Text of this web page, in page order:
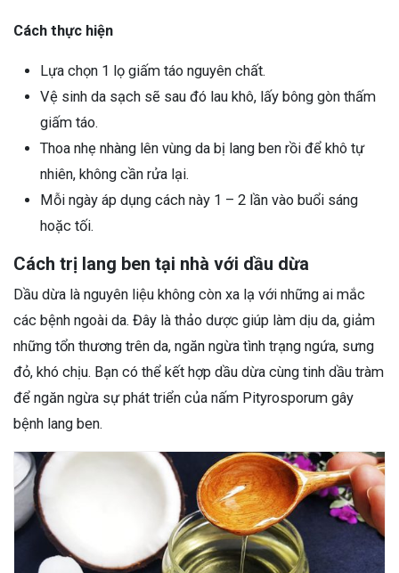
Cách thực hiện
Lựa chọn 1 lọ giấm táo nguyên chất.
Vệ sinh da sạch sẽ sau đó lau khô, lấy bông gòn thấm
giấm táo.
Thoa nhẹ nhàng lên vùng da bị lang ben rồi để khô tự
nhiên, không cần rửa lại.
Mỗi ngày áp dụng cách này 1 – 2 lần vào buổi sáng
hoặc tối.
Cách trị lang ben tại nhà với dầu dừa
Dầu dừa là nguyên liệu không còn xa lạ với những ai mắc
các bệnh ngoài da. Đây là thảo dược giúp làm dịu da, giảm
những tổn thương trên da, ngăn ngừa tình trạng ngứa, sưng
đỏ, khó chịu. Bạn có thể kết hợp dầu dừa cùng tinh dầu tràm
để ngăn ngừa sự phát triển của nấm Pityrosporum gây
bệnh lang ben.